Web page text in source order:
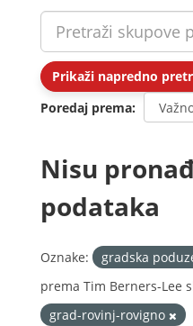
Prikaži napredno
Poredaj prema
Nisu
podataka
Oznake: gradska
prema Tim Berners-Lee
grad-rovinj-rovigno